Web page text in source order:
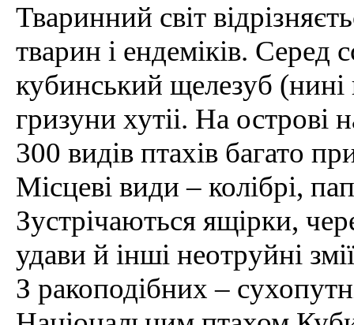
Тваринний світ
тварин і ендеміків. Серед
кубинський щелезуб
гризуни хутіі. На острові
300 видів птахів багато
Місцеві види – колібрі,
Зустрічаються ящірки,
удави й інші неотруйні
З ракоподібних –